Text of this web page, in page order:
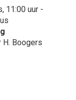
11:00 uur -
H. Boogers